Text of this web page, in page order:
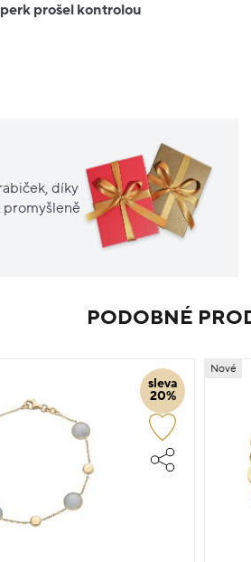
prošel kontrolou
díky
promyšleně
PODOBNÉ
sleva
20%
Nové